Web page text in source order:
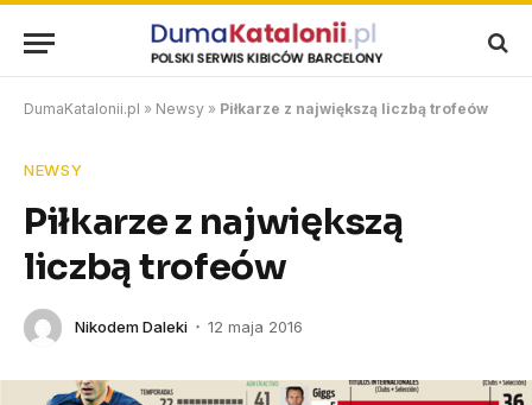
DumaKatalonii.pl » Newsy » Piłkarze z największą liczbą trofeów
NEWSY
Piłkarze z największą
liczbą trofeów
Nikodem Daleki 12 maja 2016